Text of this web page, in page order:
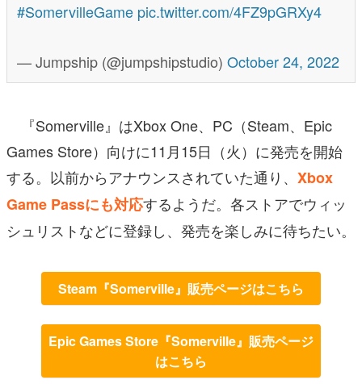
#SomervilleGame pic.twitter.com/4FZ9pGRXy4
— Jumpship (@jumpshipstudio) October 24, 2022
『Somerville』はXbox One、PC（Steam、Epic
Games Store）向けに11月15日（火）に発売を開始
する。以前からアナウンスされていた通り、 Xbox
Game Passにも対応するようだ。各ストアでウィッ
シュリストなどに登録し、発売を楽しみに待ちたい。
Steam『Somerville』販売ページはこちら
Epic Games Store『Somerville』販売ページ
はこちら